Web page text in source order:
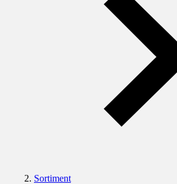
Sortiment